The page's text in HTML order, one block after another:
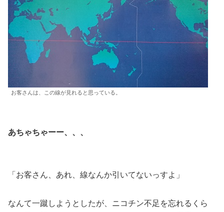
お客さんは、この線が見れると思っている。
あちゃちゃーー、、、
「お客さん、あれ、線なんか引いてないっすよ」
なんて一蹴しようとしたが、ニコチン不足を忘れるくら